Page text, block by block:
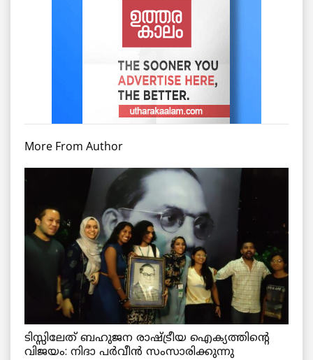
More From Author
ടിസ്സിലേത് ബഹുജന രാഷ്ട്രീയ ഐക്യത്തിന്റെ
വിജയം: നിദാ പർവീൻ സംസാരിക്കുന്നു